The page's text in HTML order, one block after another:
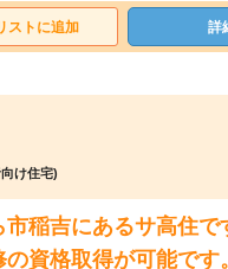
ストに追加 詳
け住宅)
市稲吉にあるサ高住で
資格取得が可能です。